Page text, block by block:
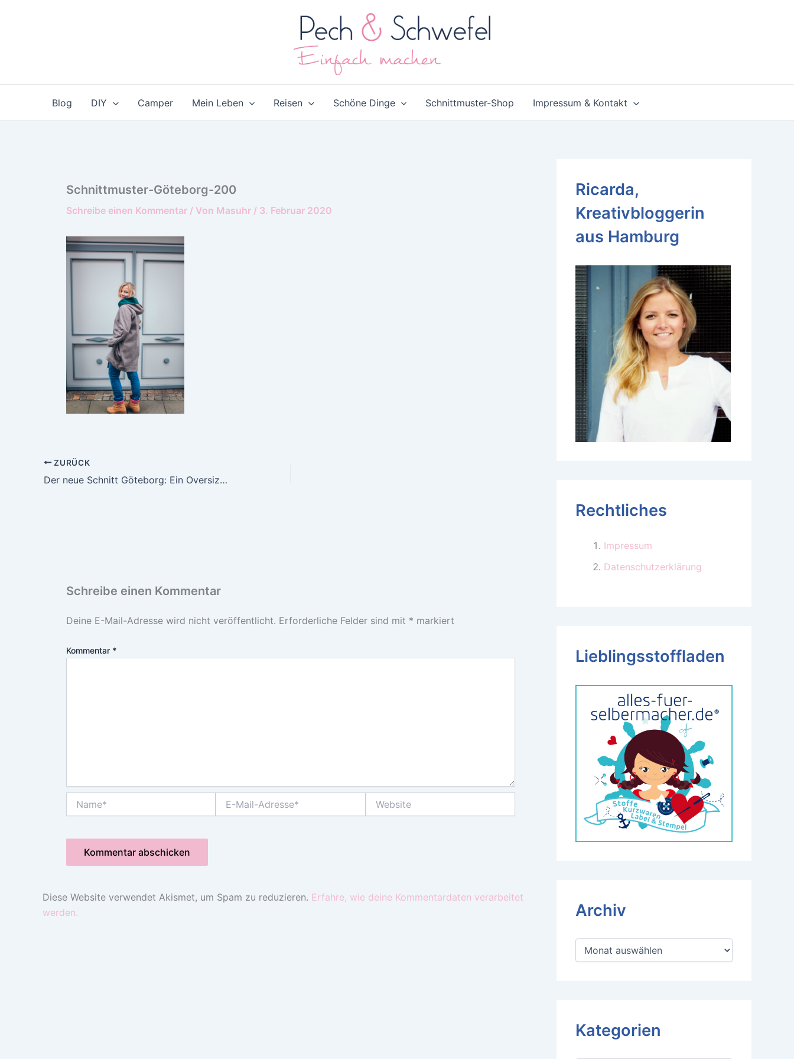
Blog DIY Camper Mein Leben Reisen Schöne Dinge Schnittmuster-Shop Impressum & Kontakt
Schnittmuster-Göteborg-200
Schreibe einen Kommentar / Von Masuhr / 3. Februar 2020
ZURÜCK
Der neue Schnitt Göteborg: Ein Oversize Mantel für fast alle Stoffe
Schreibe einen Kommentar
Deine E-Mail-Adresse wird nicht veröffentlicht. Erforderliche Felder sind mit * markiert
Kommentar *
Mail-
Diese Website verwendet Akismet, um Spam zu reduzieren. Erfahre, wie deine Kommentardaten verarbeitet
werden.
Ricarda,
Kreativbloggerin
aus Hamburg
Rechtliches
Impressum
Datenschutzerklärung
Lieblingsstoffladen
Archiv
A
Kategorien